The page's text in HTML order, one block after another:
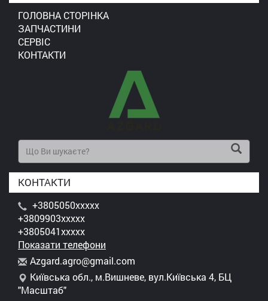
ГОЛОВНА СТОРІНКА
ЗАПЧАСТИНИ
СЕРВІС
КОНТАКТИ
КОНТАКТИ
+3805050xxxxx
+3809903xxxxx
+3805041xxxxx
Показати телефони
Azgard.agro@gmail.com
Київська обл., м.Вишневе, вул.Київська 4, БЦ
"Масштаб"